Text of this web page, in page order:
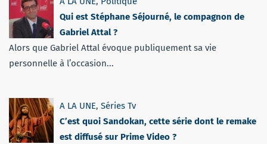
Qui est Stéphane Séjourné, le compagnon de
Gabriel Attal ?
Alors que Gabriel Attal évoque publiquement sa vie
personnelle à l’occasion...
A LA UNE, Séries Tv
C’est quoi Sandokan, cette série dont le remake
est diffusé sur Prime Video ?